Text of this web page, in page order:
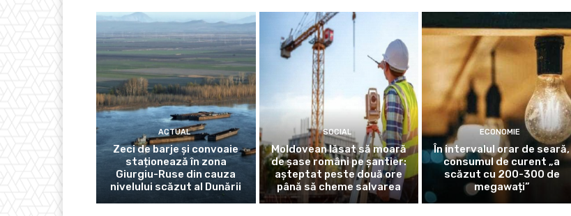
ACTUAL
Zeci de barje și convoaie
staționează în zona
Giurgiu-Ruse din cauza
nivelului scăzut al Dunării
SOCIAL
Moldovean lăsat să moară
de șase români pe șantier:
așteptat peste două ore
până să cheme salvarea
ECONOMIE
În intervalul orar de seară,
consumul de curent „a
scăzut cu 200-300 de
megawați”